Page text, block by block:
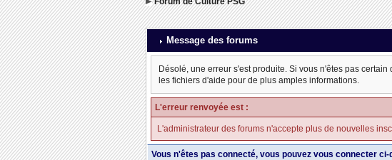
Message des forums
Désolé, une erreur s'est produite. Si vous n'êtes pas
les fichiers d'aide pour de plus amples informations.
L'erreur renvoyée est :
L'administrateur des forums n'accepte plus de nouvelles
Vous n'êtes pas connecté, vous pouvez vous connecter ci-